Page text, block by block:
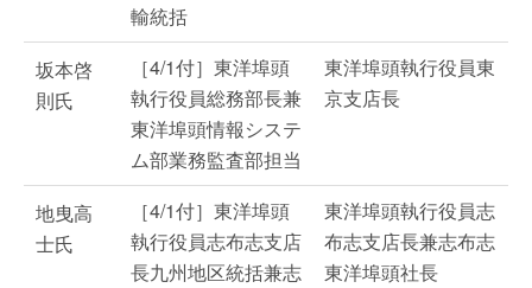
輸統括
坂本啓
則氏
［4/1付］東洋埠頭
執行役員総務部長兼
東洋埠頭情報システ
ム部業務監査部担当
東洋埠頭執行役員東
京支店長
地曳高
士氏
［4/1付］東洋埠頭
執行役員志布志支店
長九州地区統括兼志
東洋埠頭執行役員志
布志支店長兼志布志
東洋埠頭社長